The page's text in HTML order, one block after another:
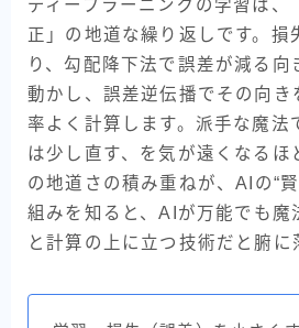
ディープラーニングの学習は
正」の地道な繰り返しです。損
り、勾配降下法で誤差が減る向
動かし、誤差逆伝播でその向き
率よく計算します。派手な魔法
は少し直す、を気が遠くなるほ
の地道さの積み重ねが、AIの“
組みを知ると、AIが万能でも魔
と計算の上に立つ技術だと腑に